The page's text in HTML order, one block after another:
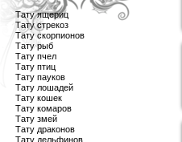
Тату ящериц
Тату стрекоз
Тату скорпионов
Тату рыб
Тату пчел
Тату птиц
Тату пауков
Тату лошадей
Тату кошек
Тату комаров
Тату змей
Тату драконов
Тату дельфинов